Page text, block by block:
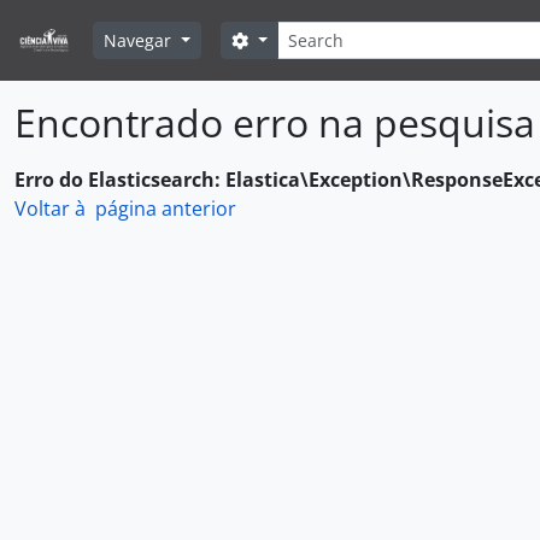
Navegar
Pesquisar
Search options
Encontrado erro na pesquisa
Erro do Elasticsearch:
Voltar à página anterior